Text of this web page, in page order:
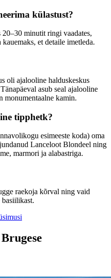
külastust?
minutit ringi vaadates,
et detaile imetleda.
oli ajalooline halduskeskus
asub seal ajalooline
monumentaalne kamin.
tipphetk?
esimeeste koda) oma
Lanceloot Blondeel ning
marmori ja alabastriga.
raekoja kõrval ning vaid
basiilikast.